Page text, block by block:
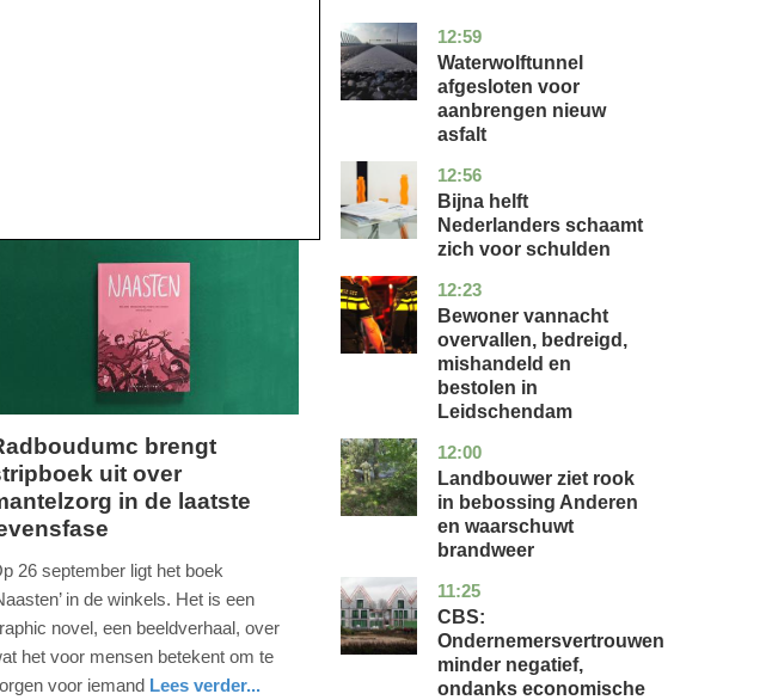
brengt
uit over
in de laatste
26 september ligt het boek
in de winkels. Het is een
novel, een beeldverhaal, over
het voor mensen betekent om te
voor iemand Lees verder...
12:59
noord-
holland
nieuws
Waterwolftunnel
afgesloten voor
aanbrengen nieuw
asfalt
12:56
noord-
holland
economie
Bijna helft
Nederlanders schaamt
zich voor schulden
12:23
zuid-
holland
nieuws
Bewoner vannacht
overvallen, bedreigd,
mishandeld en
bestolen in
Leidschendam
12:00
drenthe
nieuws
Landbouwer ziet rook
in bebossing Anderen
en waarschuwt
brandweer
11:25
zuid-
holland
economie
CBS:
Ondernemersvertrouwen
minder negatief,
ondanks economische